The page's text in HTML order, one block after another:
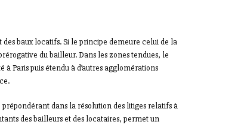
baux locatifs. Si le principe demeure celui de la
du bailleur. Dans les zones tendues, le
Paris puis étendu à d’autres agglomérations
dans la résolution des litiges relatifs à
des bailleurs et des locataires, permet un